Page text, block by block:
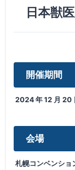
日本獣
開催期間
2024 年 12 月 20
会場
札幌コンベンショ